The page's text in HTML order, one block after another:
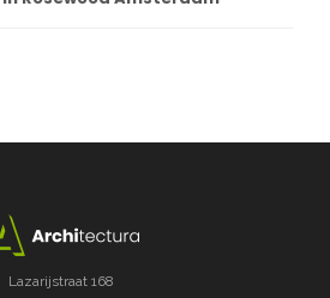
Lazarijstraat 168